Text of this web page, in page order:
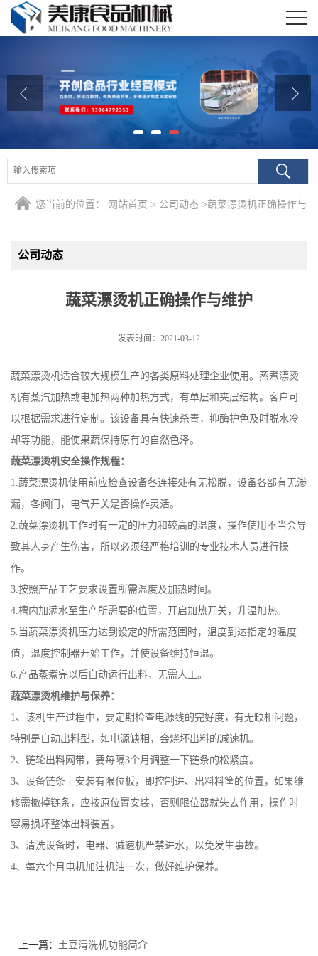
公司介绍
公司动态
产品展厅
联系我们
您当前的位置： 网站首页 > 公司动态 >蔬菜漂烫机正确操作与
公司动态
蔬菜漂烫机正确操作与维护
发表时间：2021-03-12
蔬菜漂烫机适合较大规模生产的各类原料处理企业使用。蒸煮漂烫
机有蒸汽加热或电加热两种加热方式，有单层和夹层结构。客户可
以根据需求进行定制。该设备具有快速杀青，抑酶护色及时脱水冷
却等功能，能使果蔬保持原有的自然色泽。
蔬菜漂烫机安全操作规程：
1.蔬菜漂烫机使用前应检查设备各连接处有无松脱，设备各部有无渗
漏，各阀门，电气开关是否操作灵活。
2.蔬菜漂烫机工作时有一定的压力和较高的温度，操作使用不当会导
致其人身产生伤害，所以必须经严格培训的专业技术人员进行操
作。
3.按照产品工艺要求设置所需温度及加热时间。
4.槽内加满水至生产所需要的位置，开启加热开关，升温加热。
5.当蔬菜漂烫机压力达到设定的所需范围时，温度到达指定的温度
值，温度控制器开始工作，并使设备维持恒温。
6.产品蒸煮完以后自动运行出料，无需人工。
蔬菜漂烫机维护与保养：
1、该机生产过程中，要定期检查电源线的完好度，有无缺相问题，
特别是自动出料型，如电源缺相，会烧坏出料的减速机。
2、链轮出料网带，要每隔3个月调整一下链条的松紧度。
3、设备链条上安装有限位板，即控制进、出料料筐的位置，如果维
修需撤掉链条，应按原位置安装，否则限位器就失去作用，操作时
容易损坏整体出料装置。
3、清洗设备时，电器、减速机严禁进水，以免发生事故。
4、每六个月电机加注机油一次，做好维护保养。
上一篇： 土豆清洗机功能简介